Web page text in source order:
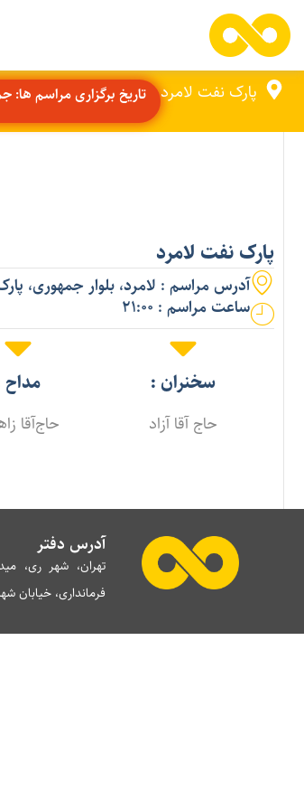
پارک نفت لامرد تاریخ برگزاری مراسم ها: جمعه 9
پارک نفت لامرد
آدرس مراسم : لامرد، بلوار جمهوری،
ساعت مراسم : 21:00
سخنران :
حاج آقا آزاد
مداح
حاج‌آقا
آدرس دفتر
تهران، شهر ری،
فرمانداری، خیابان